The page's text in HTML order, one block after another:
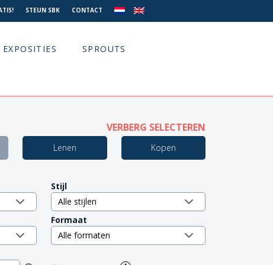
STEUN SBK CONTACT
EXPOSITIES SPROUTS
VERBERG SELECTEREN
Lenen Kopen
Stijl
Formaat